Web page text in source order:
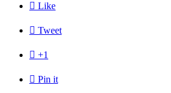
 Like
 Tweet
 +1
 Pin it